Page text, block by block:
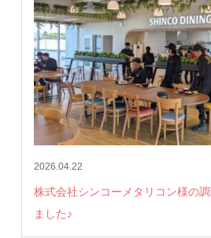
2026.04.22
株式会社シンコーメタリコン様の
ました♪